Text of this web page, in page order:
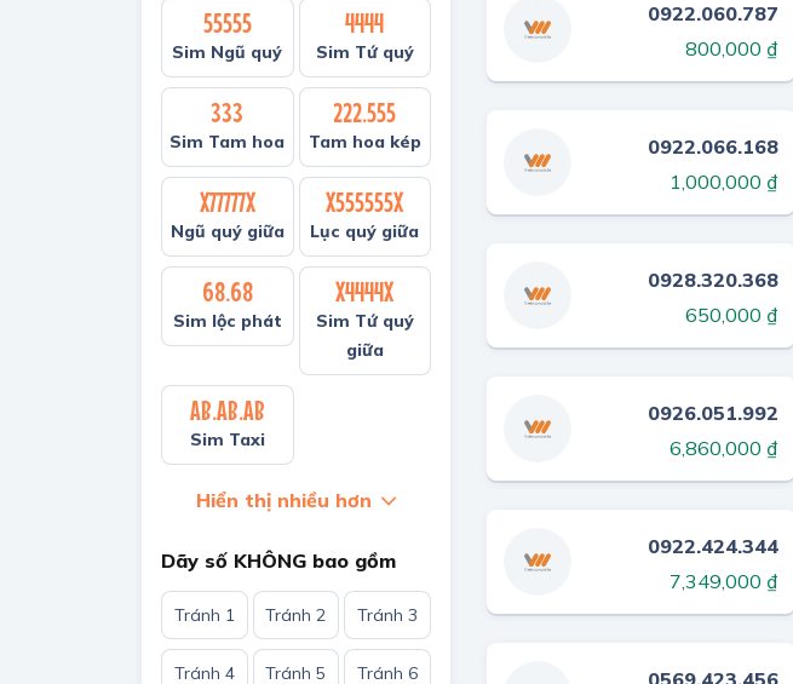
55555
Sim Ngũ quý
4444
Sim Tứ quý
333
Sim Tam hoa
222.555
Tam hoa kép
X77777X
Ngũ quý giữa
X555555X
Lục quý giữa
68.68
Sim lộc phát
X4444X
Sim Tứ quý
giữa
AB.AB.AB
Sim Taxi
Hiển thị nhiều hơn
Dãy số KHÔNG bao gồm
Tránh 1 Tránh 2 Tránh 3
Tránh 4 Tránh 5 Tránh 6
0922.060.787
800,000 ₫
0922.066.168
1,000,000 ₫
0928.320.368
650,000 ₫
0926.051.992
6,860,000 ₫
0922.424.344
7,349,000 ₫
0569.423.456